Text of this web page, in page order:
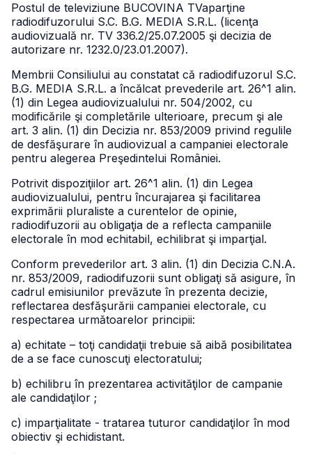
Postul de televiziune BUCOVINA TVaparţine
radiodifuzorului S.C. B.G. MEDIA S.R.L. (licenţa
audiovizuală nr. TV 336.2/25.07.2005 şi decizia de
autorizare nr. 1232.0/23.01.2007).
Membrii Consiliului au constatat că radiodifuzorul S.C.
B.G. MEDIA S.R.L. a încălcat prevederile art. 26^1 alin.
(1) din Legea audiovizualului nr. 504/2002, cu
modificările şi completările ulterioare, precum şi ale
art. 3 alin. (1) din Decizia nr. 853/2009 privind regulile
de desfăşurare în audiovizual a campaniei electorale
pentru alegerea Preşedintelui României.
Potrivit dispoziţiilor art. 26^1 alin. (1) din Legea
audiovizualului, pentru încurajarea şi facilitarea
exprimării pluraliste a curentelor de opinie,
radiodifuzorii au obligaţia de a reflecta campaniile
electorale în mod echitabil, echilibrat şi imparţial.
Conform prevederilor art. 3 alin. (1) din Decizia C.N.A.
nr. 853/2009, radiodifuzorii sunt obligaţi să asigure, în
cadrul emisiunilor prevăzute în prezenta decizie,
reflectarea desfăşurării campaniei electorale, cu
respectarea următoarelor principii:
a) echitate – toţi candidaţii trebuie să aibă posibilitatea
de a se face cunoscuţi electoratului;
b) echilibru în prezentarea activităţilor de campanie
ale candidaţilor ;
c) imparţialitate - tratarea tuturor candidaţilor în mod
obiectiv şi echidistant.